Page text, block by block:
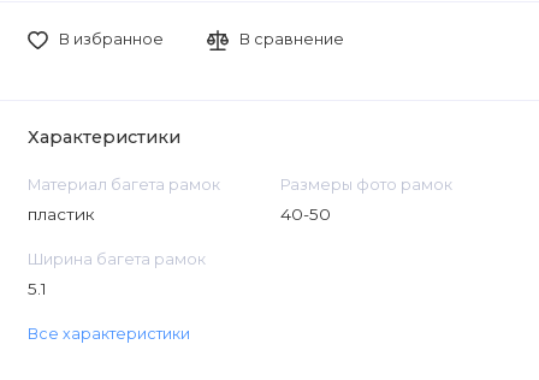
В избранное В сравнение
Характеристики
Материал багета рамок
пластик
Размеры фото рамок
40-50
Ширина багета рамок
5.1
Все характеристики